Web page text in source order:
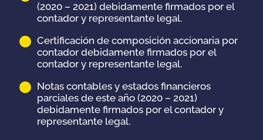
(2020 – 2021) debidamente firmados por el
contador y representante legal.
Certificación de composición accionaria por
contador debidamente firmados por el
contador y representante legal.
Notas contables y estados financieros
parciales de este año (2020 – 2021)
debidamente firmados por el contador y
representante legal.